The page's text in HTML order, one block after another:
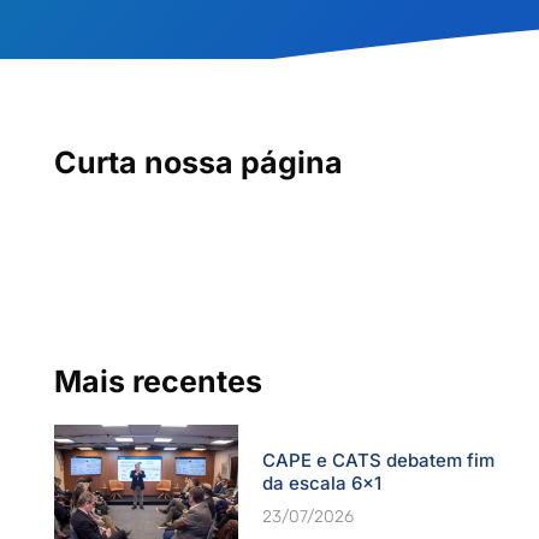
Curta nossa página
Mais recentes
CAPE e CATS debatem fim
da escala 6×1
23/07/2026